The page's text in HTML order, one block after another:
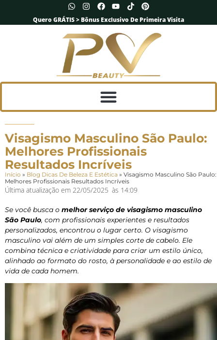
Quero GRÁTIS > Bônus Exclusivo De Primeira Visita
Visagismo Masculino São Paulo:
Melhores Profissionais
Resultados Incríveis
Início » Blog Dicas De Beleza E Estética » Visagismo Masculino São Paulo:
Melhores Profissionais Resultados Incríveis
Última atualização em 22/05/2025 às 14:09
Se você busca o melhor serviço de visagismo masculino
São Paulo, com profissionais experientes e resultados
personalizados, encontrou o lugar certo. O visagismo
masculino vai além de um simples corte de cabelo. Ele
combina técnica e criatividade para criar um estilo único,
alinhado ao formato do rosto, à personalidade e ao estilo de
vida de cada homem.